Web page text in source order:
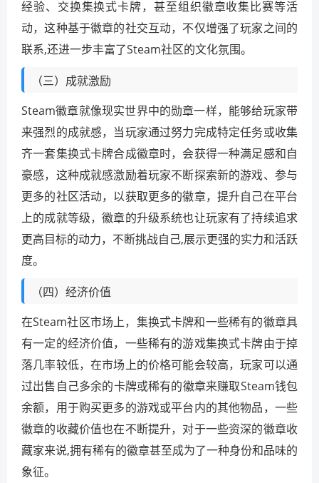
经验、交换集换式卡牌，甚至组织徽章收集比赛等活
动，这种基于徽章的社交互动，不仅增强了玩家之间的
联系,还进一步丰富了Steam社区的文化氛围。
（三）成就激励
Steam徽章就像现实世界中的勋章一样，能够给玩家带
来强烈的成就感，当玩家通过努力完成特定任务或收集
齐一套集换式卡牌合成徽章时，会获得一种满足感和自
豪感，这种成就感激励着玩家不断探索新的游戏、参与
更多的社区活动，以获取更多的徽章，提升自己在平台
上的成就等级，徽章的升级系统也让玩家有了持续追求
更高目标的动力，不断挑战自己,展示更强的实力和活跃
度。
（四）经济价值
在Steam社区市场上，集换式卡牌和一些稀有的徽章具
有一定的经济价值，一些稀有的游戏集换式卡牌由于掉
落几率较低，在市场上的价格可能会较高，玩家可以通
过出售自己多余的卡牌或稀有的徽章来赚取Steam钱包
余额，用于购买更多的游戏或平台内的其他物品，一些
徽章的收藏价值也在不断提升，对于一些资深的徽章收
藏家来说,拥有稀有的徽章甚至成为了一种身份和品味的
象征。